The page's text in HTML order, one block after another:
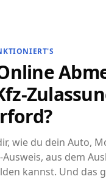
wie du dein Auto,
aus dem
kannst. Und das